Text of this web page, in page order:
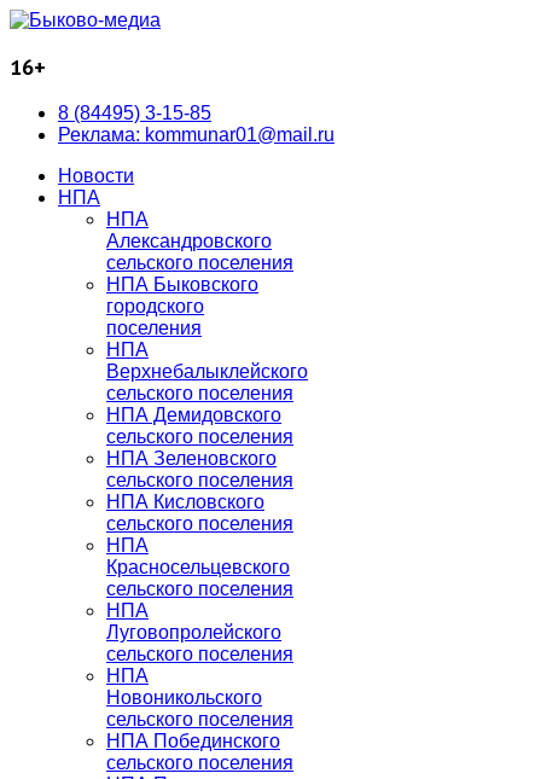
16+
8 (84495) 3-15-85
Реклама: kommunar01@mail.ru
Новости
НПА
НПА
Александровского
сельского поселения
НПА Быковского
городского
поселения
НПА
Верхнебалыклейского
сельского поселения
НПА Демидовского
сельского поселения
НПА Зеленовского
сельского поселения
НПА Кисловского
сельского поселения
НПА
Красносельцевского
сельского поселения
НПА
Луговопролейского
сельского поселения
НПА
Новоникольского
сельского поселения
НПА Побединского
сельского поселения